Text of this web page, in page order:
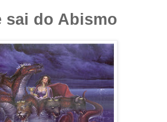
sai do Abismo